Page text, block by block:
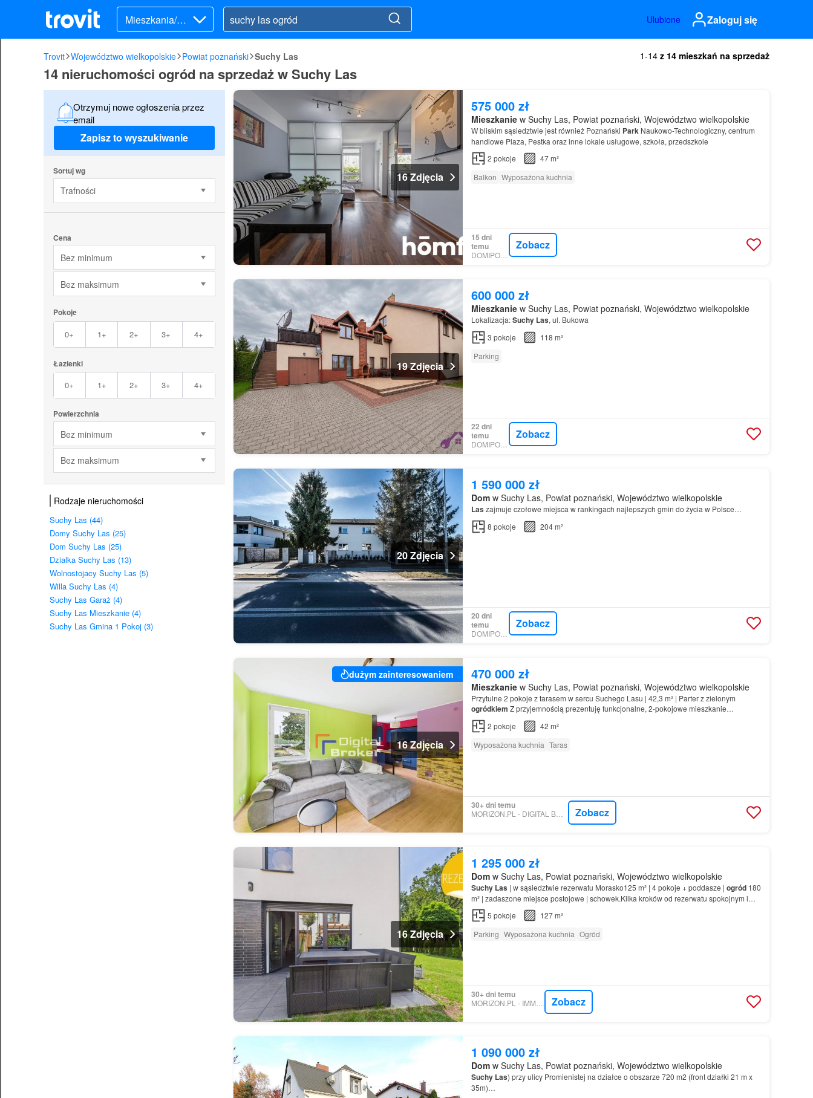
Mieszkania/Do
my (sprzedaż)
Ulubione Zaloguj się
Trovit Województwo wielkopolskie Powiat poznański Suchy Las 1-14 z 14 mieszkań na sprzedaż
14 nieruchomości ogród na sprzedaż w Suchy Las
Otrzymuj nowe ogłoszenia przez
email
Zapisz to wyszukiwanie
Sortuj wg
Trafności
Cena
Bez minimum
Bez maksimum
Pokoje
0+ 1+ 2+ 3+ 4+
Łazienki
0+ 1+ 2+ 3+ 4+
Powierzchnia
Bez minimum
Bez maksimum
Rodzaje nieruchomości
Suchy Las (44)
Domy Suchy Las (25)
Dom Suchy Las (25)
Dzialka Suchy Las (13)
Wolnostojacy Suchy Las (5)
Willa Suchy Las (4)
Suchy Las Garaż (4)
Suchy Las Mieszkanie (4)
Suchy Las Gmina 1 Pokoj (3)
16 Zdjęcia
575 000 zł
Mieszkaniew Suchy Las, Powiat poznański, Województwo wielkopolskie
W bliskim sąsiedztwie jest również Poznański Park Naukowo-Technologiczny, centrum
handlowe Plaza, Pestka oraz inne lokale usługowe, szkoła, przedszkole
2 pokoje
47 m²
Balkon Wyposażona kuchnia
15 dni
temu
DOMIPORTA
Zobacz
19 Zdjęcia
600 000 zł
Mieszkaniew Suchy Las, Powiat poznański, Województwo wielkopolskie
Lokalizacja:Suchy Las, ul. Bukowa
3 pokoje
118 m²
Parking
22 dni
temu
DOMIPORTA
Zobacz
20 Zdjęcia
1 590 000 zł
Domw Suchy Las, Powiat poznański, Województwo wielkopolskie
Las zajmuje czołowe miejsca w rankingach najlepszych gmin do życia w Polsce…
8 pokoje 204 m²
20 dni
temu
DOMIPORTA
Zobacz
dużym zainteresowaniem
16 Zdjęcia
470 000 zł
Mieszkaniew Suchy Las, Powiat poznański, Województwo wielkopolskie
Przytulne 2 pokoje z tarasem w sercu Suchego Lasu | 42,3 m² | Parter z zielonym
ogródkiem Z przyjemnością prezentuję funkcjonalne, 2-pokojowe mieszkanie
wydzielenia spiżarni; wyposażona w płytę indukcyjną, piekarnik elektrycz…
2 pokoje
42 m²
Wyposażona kuchnia Taras
30+ dni temu
MORIZON.PL - DIGITAL BROKER SP. Z O.O. Zobacz
16 Zdjęcia
1 295 000 zł
Domw Suchy Las, Powiat poznański, Województwo wielkopolskie
Suchy Las | w sąsiedztwie rezerwatu Morasko125 m² | 4 pokoje + poddasze | ogród180
m² | zadaszone miejsce postojowe | schowek.Kilka kroków od rezerwatu spokojnym i
zielonym otoczeniu, które trudno dziś znaleźć tak blisko mia…
5 pokoje
127 m²
Parking Wyposażona kuchnia Ogród
30+ dni temu
MORIZON.PL - IMMO HOUSE Zobacz
1 090 000 zł
Domw Suchy Las, Powiat poznański, Województwo wielkopolskie
Suchy Las) przy ulicy Promienistej na działce o obszarze 720 m2 (front działki 21 m x
35m)…